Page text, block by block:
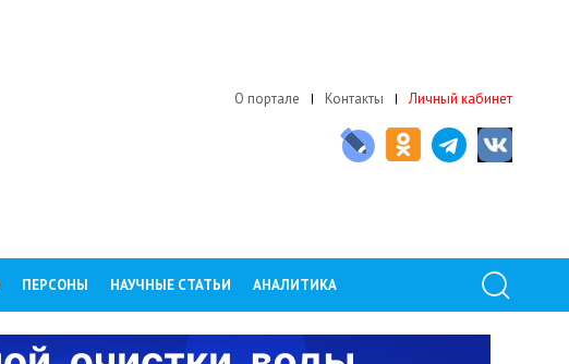
О портале Контакты Личный кабинет
ПЕРСОНЫ НАУЧНЫЕ СТАТЬИ АНАЛИТИКА